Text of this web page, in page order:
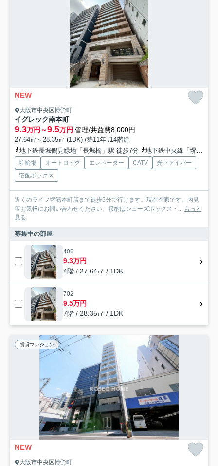
NEW
大阪市中央区博労町
イグレック南本町
9.3万円～9.5万円 管理/共益費8,000円
27.64㎡～28.35㎡ (1DK) /築11年 /14階建
地下鉄長堀鶴見緑地「長堀橋」駅 徒歩7分
地下鉄中央線「堺筋本町」駅 徒歩7分
駐輪場 オートロック エレベーター CATV
光ファイバー
宅配ボックス
近くのライフ堺筋本町店まで徒歩5分で行けます。現在空家です。内見
等お気軽にお問い合わせください。収納はシューズボックス・...
もっと
見る
募集中の部屋
406
9.3万円
4階 / 27.64㎡ / 1DK
702
9.5万円
7階 / 28.35㎡ / 1DK
賃貸マンション
NEW
大阪市中央区博労町